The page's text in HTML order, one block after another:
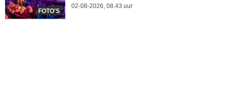
FOTO'S
02-08-2026, 08.43 uur